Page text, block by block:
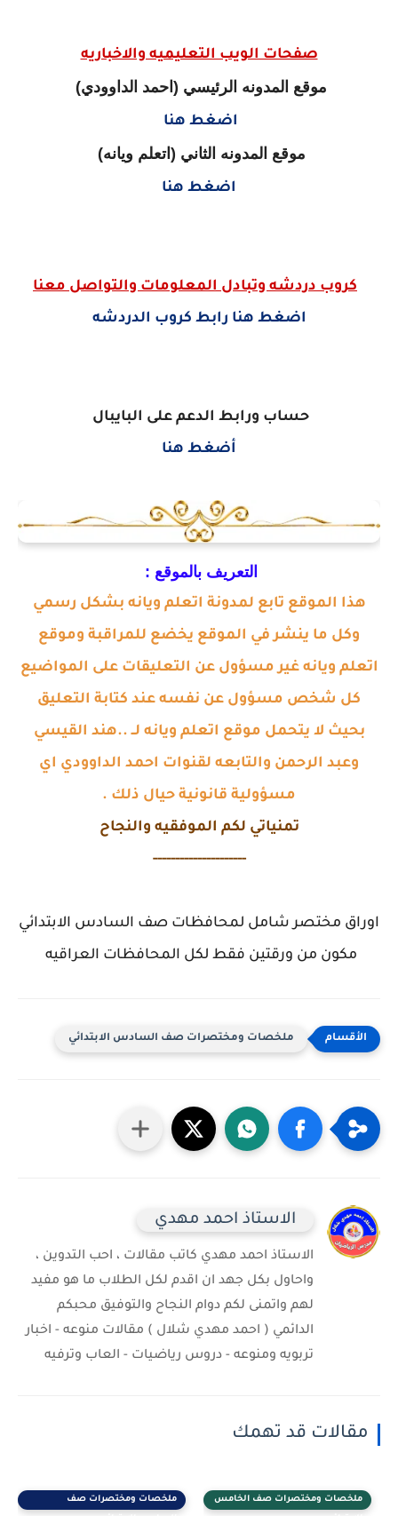
صفحات الويب التعليميه والاخباريه
موقع المدونه الرئيسي (احمد الداوودي)
اضغط هنا
موقع المدونه الثاني (اتعلم ويانه)
اضغط هنا
كروب دردشه وتبادل المعلومات والتواصل معنا
اضغط هنا رابط كروب الدردشه
حساب ورابط الدعم على البايبال
أضغط هنا
التعريف بالموقع :
هذا الموقع تابع لمدونة اتعلم ويانه بشكل رسمي
وكل ما ينشر في الموقع يخضع للمراقبة وموقع
اتعلم ويانه غير مسؤول عن التعليقات على المواضيع
كل شخص مسؤول عن نفسه عند كتابة التعليق
بحيث لا يتحمل موقع اتعلم ويانه لــ ..هند القيسي
وعبد الرحمن والتابعه لقنوات احمد الداوودي اي
مسؤولية قانونية حيال ذلك .
تمنياتي لكم الموفقيه والنجاح
---------------------
اوراق مختصر شامل لمحافظات صف السادس الابتدائي
مكون من ورقتين فقط لكل المحافظات العراقيه
ملخصات ومختصرات صف السادس الابتدائي
الاستاذ احمد مهدي
الاستاذ احمد مهدي كاتب مقالات ، احب التدوين ،
واحاول بكل جهد ان اقدم لكل الطلاب ما هو مفيد
لهم واتمنى لكم دوام النجاح والتوفيق محبكم
الدائمي ( احمد مهدي شلال ) مقالات منوعه - اخبار
تربويه ومنوعه - دروس رياضيات - العاب وترفيه
مقالات قد تهمك
ملخصات ومختصرات صف الخامس
ملخصات ومختصرات صف